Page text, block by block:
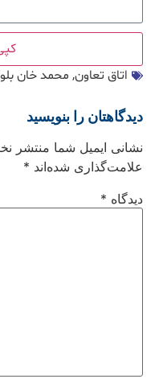
اتاق تعاون, محمد خان
دیدگاهتان را بنویسید
نشانی ایمیل شما منتشر
علامت‌گذاری شده‌اند *
دیدگاه *